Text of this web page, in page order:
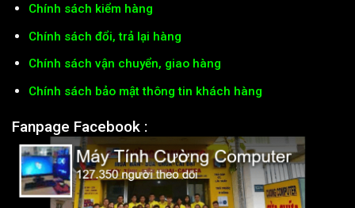
Chính sách kiểm hàng
Chính sách đổi, trả lại hàng
Chính sách vận chuyển, giao hàng
Chính sách bảo mật thông tin khách hàng
Fanpage Facebook :